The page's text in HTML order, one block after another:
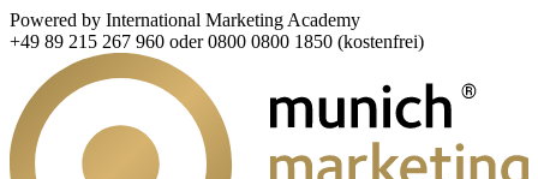
Powered by International Marketing Academy
+49 89 215 267 960 oder 0800 0800 1850 (kostenfrei)